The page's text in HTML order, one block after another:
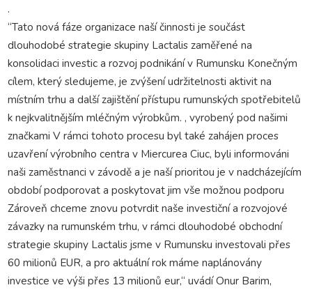
.
“Tato nová fáze organizace naší činnosti je součást
dlouhodobé strategie skupiny Lactalis zaměřené na
konsolidaci investic a rozvoj podnikání v Rumunsku Konečným
cílem, který sledujeme, je zvýšení udržitelnosti aktivit na
místním trhu a další zajištění přístupu rumunských spotřebitelů
k nejkvalitnějším mléčným výrobkům. , vyrobený pod našimi
značkami V rámci tohoto procesu byl také zahájen proces
uzavření výrobního centra v Miercurea Ciuc, byli informováni
naši zaměstnanci v závodě a je naší prioritou je v nadcházejícím
období podporovat a poskytovat jim vše možnou podporu
Zároveň chceme znovu potvrdit naše investiční a rozvojové
závazky na rumunském trhu, v rámci dlouhodobé obchodní
strategie skupiny Lactalis jsme v Rumunsku investovali přes
60 milionů EUR, a pro aktuální rok máme naplánovány
investice ve výši přes 13 milionů eur,“ uvádí Onur Barim,